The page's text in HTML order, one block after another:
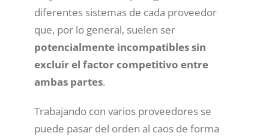
diferentes sistemas de cada proveedor
que, por lo general, suelen ser
potencialmente incompatibles sin
excluir el factor competitivo entre
ambas partes.
Trabajando con varios proveedores se
puede pasar del orden al caos de forma